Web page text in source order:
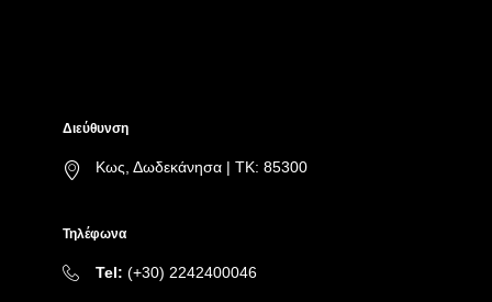
Διεύθυνση
Κως, Δωδεκάνησα | ΤΚ: 85300
Τηλέφωνα
Tel: (+30) 2242400046